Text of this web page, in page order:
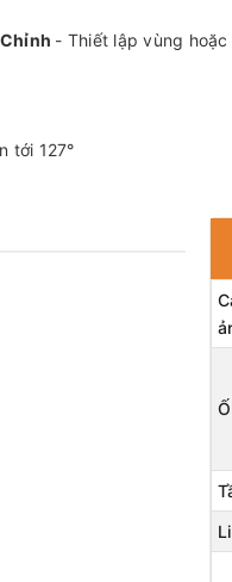
- Thiết lập vùng hoặc
tới 127°